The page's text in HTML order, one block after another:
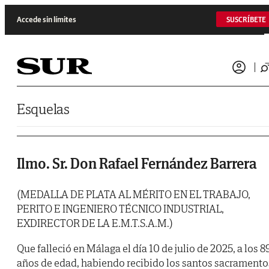
Accede sin límites SUSCRÍBETE
Esquelas
Ilmo. Sr. Don Rafael Fernández Barrera
(MEDALLA DE PLATA AL MÉRITO EN EL TRABAJO,
PERITO E INGENIERO TÉCNICO INDUSTRIAL,
EXDIRECTOR DE LA E.M.T.S.A.M.)
Que falleció en Málaga el día 10 de julio de 2025, a los
años de edad, habiendo recibido los santos